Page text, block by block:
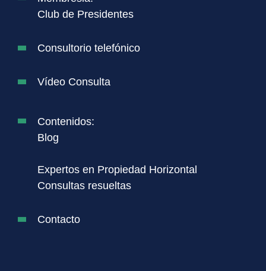
Club de Presidentes
Consultorio telefónico
Vídeo Consulta
Contenidos:
Blog
Expertos en Propiedad Horizontal
Consultas resueltas
Contacto